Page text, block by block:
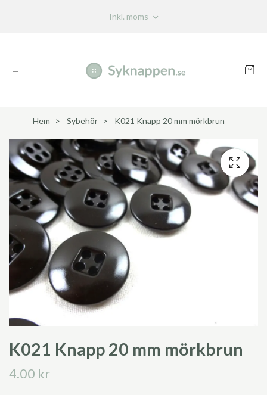
Inkl. moms
Hem Sybehör K021 Knapp 20 mm mörkbrun
K021 Knapp 20 mm mörkbrun
4.00 kr